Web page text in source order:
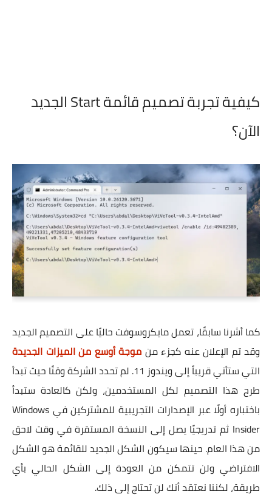
كيفية تجربة تصميم قائمة Start الجديد
الآن؟
كما أشرنا سابقًا، تعمل مايكروسوفت حاليًا على التصميم الجديد
وقد تم الإعلان عنه كجزء من موجة أوسع من الميزات الجديدة
التي ستأتي قريباً إلى ويندوز 11. لم تحدد الشركة وقتًا حيث تبدأ
طرح هذا التصميم لكل المستخدمين، ولكن كالعادة ستبدأ
باختباره أولًا عبر الإصدارات التجريبية للمشتركين في Windows
Insider ثم تدريجيًا يصل إلى النسخة المستقرة في وقت لاحق
من هذا العام. حينها سيكون الشكل الجديد للقائمة هو الشكل
الافتراضي ولن تتمكن من العودة إلى الشكل الحالي بأي
طريقة، لكننا نعتقد أنك لن تحتاج إلى ذلك.